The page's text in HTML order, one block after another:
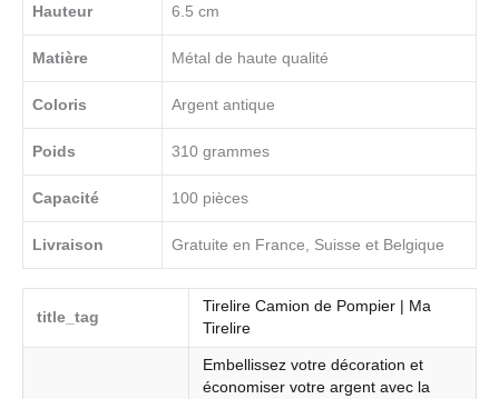
Hauteur 6.5 cm
Matière Métal de haute qualité
Coloris Argent antique
Poids 310 grammes
Capacité 100 pièces
Livraison Gratuite en France, Suisse et Belgique
title_tag
Tirelire Camion de Pompier | Ma
Tirelire
Embellissez votre décoration et
économiser votre argent avec la